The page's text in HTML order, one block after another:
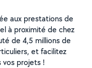
aux prestations de
à proximité de chez
de 4,5 millions de
et facilitez
projets !